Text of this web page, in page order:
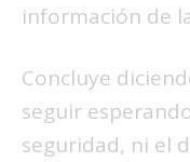
información de
Concluye
seguir
seguridad, ni el